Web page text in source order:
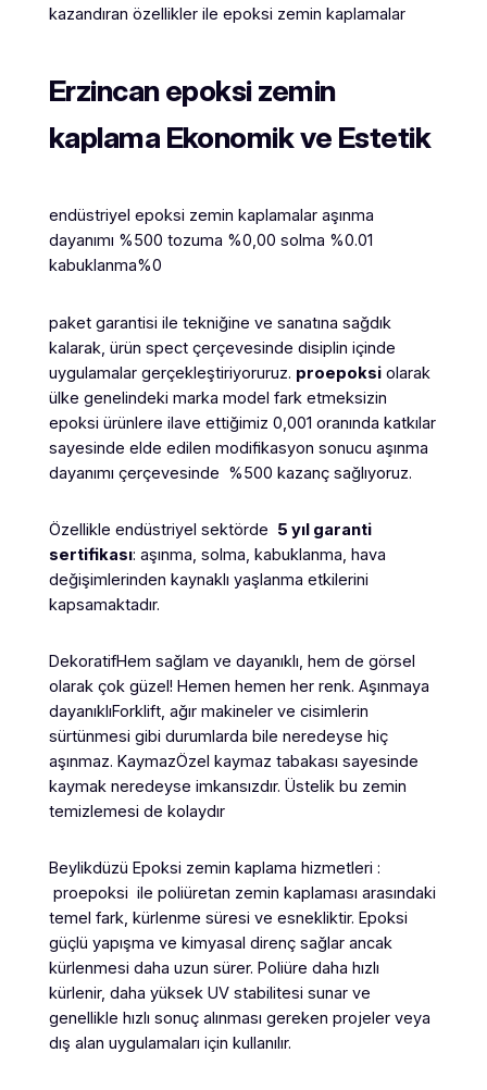
kazandıran özellikler ile epoksi zemin kaplamalar
Erzincanepoksi zemin
kaplama Ekonomik ve Estetik
endüstriyel epoksi zemin kaplamalar aşınma
dayanımı %500 tozuma %0,00 solma %0.01
kabuklanma%0
paket garantisi ile tekniğine ve sanatına sağdık
kalarak, ürün spect çerçevesinde disiplin içinde
uygulamalar gerçekleştiriyoruruz. proepoksiolarak
ülke genelindeki marka model fark etmeksizin
epoksi ürünlere ilave ettiğimiz 0,001 oranında katkılar
sayesinde elde edilen modifikasyon sonucu aşınma
dayanımı çerçevesinde %500 kazanç sağlıyoruz.
Özellikle endüstriyel sektörde 5 yıl garanti
sertifikası: aşınma, solma, kabuklanma, hava
değişimlerinden kaynaklı yaşlanma etkilerini
kapsamaktadır.
DekoratifHem sağlam ve dayanıklı, hem de görsel
olarak çok güzel! Hemen hemen her renk. Aşınmaya
dayanıklıForklift, ağır makineler ve cisimlerin
sürtünmesi gibi durumlarda bile neredeyse hiç
aşınmaz. KaymazÖzel kaymaz tabakası sayesinde
kaymak neredeyse imkansızdır. Üstelik bu zemin
temizlemesi de kolaydır
Beylikdüzü Epoksi zemin kaplama hizmetleri :
proepoksi ile poliüretan zemin kaplaması arasındaki
temel fark, kürlenme süresi ve esnekliktir. Epoksi
güçlü yapışma ve kimyasal direnç sağlar ancak
kürlenmesi daha uzun sürer. Poliüre daha hızlı
kürlenir, daha yüksek UV stabilitesi sunar ve
genellikle hızlı sonuç alınması gereken projeler veya
dış alan uygulamaları için kullanılır.